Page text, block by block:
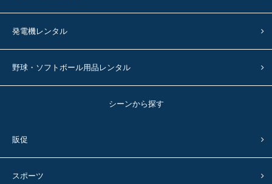
発電機レンタル
野球・ソフトボール用品レンタル
シーンから探す
販促
スポーツ